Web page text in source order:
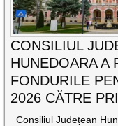
CONSILIUL
HUNEDOARA A
FONDURILE
2026 CĂTRE
Consiliul Județean